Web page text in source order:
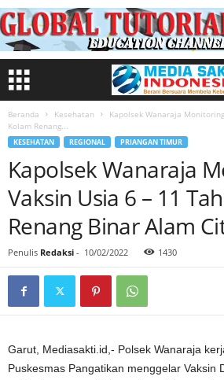
Beranda Kesehatan
Kapolsek Wanaraja
Kolam Renang...
KESEHATAN REGIONAL PRIANGAN TIMUR
Kapolsek Wanaraja
Vaksin Usia 6 – 11
Renang Binar Alam
Penulis Redaksi - 10/02/2022 1430
Garut, Mediasakti.id,- Polsek Wanaraja
Puskesmas Pangatikan menggelar Vaksin